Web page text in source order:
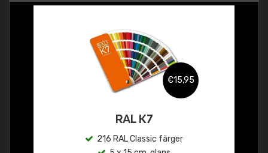
€15,95
RAL K7
216 RAL Classic färger